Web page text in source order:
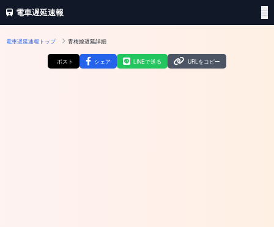
電車遅延速報
電車遅延速報トップ 青梅線遅延詳細
ポスト シェア LINEで送る URLをコピー